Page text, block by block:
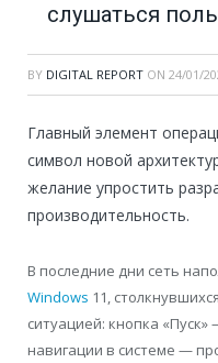
слушаться
BY DIGITAL REPORT ON 24/01/
Главный элемент
символ новой
желание упростить
производительность.
В последние дни сеть
Windows 11,
ситуацией: кнопка
навигации в системе —